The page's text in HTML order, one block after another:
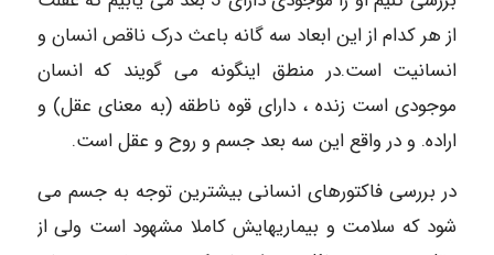
از هر کدام از این ابعاد سه گانه باعث درک ناقص انسان و
انسانیت است.در منطق اینگونه می گویند که انسان
موجودی است زنده ، دارای قوه ناطقه (به معنای عقل) و
اراده. و در واقع این سه بعد جسم و روح و عقل است.
در بررسی فاکتورهای انسانی بیشترین توجه به جسم می
شود که سلامت و بیماریهایش کاملا مشهود است ولی از